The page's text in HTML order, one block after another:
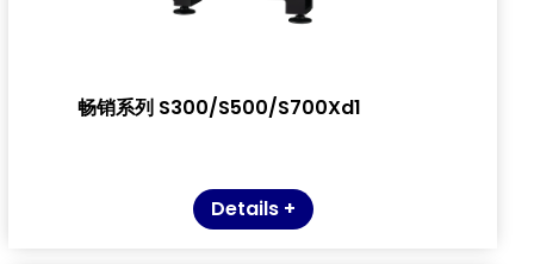
畅销系列 S300/S500/S700Xd1
Details +